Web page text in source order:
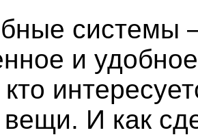
системы
и
И как